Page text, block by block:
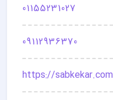
01155231027
09112936370
https://sabkekar.com